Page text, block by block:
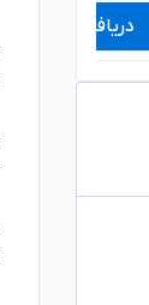
دریافت مشاوره